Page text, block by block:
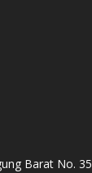
Barat No. 35